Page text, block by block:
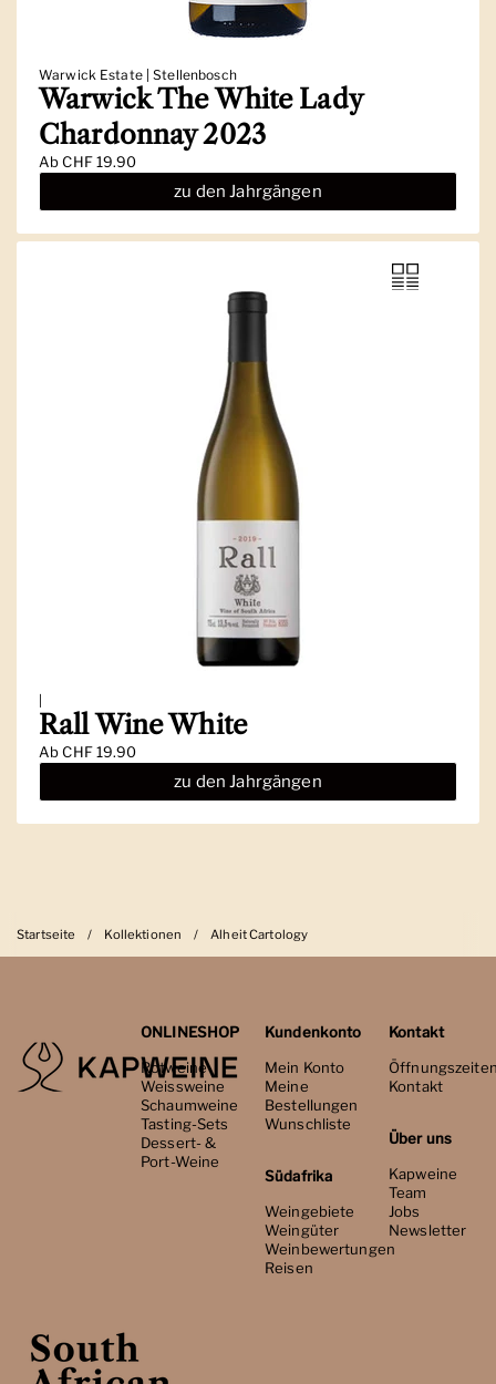
Warwick Estate | Stellenbosch
Warwick The White Lady
Chardonnay 2023
AbCHF 19.90
zu den Jahrgängen
|
Rall Wine White
AbCHF 19.90
zu den Jahrgängen
Startseite / Kollektionen / Alheit Cartology
ONLINESHOP
Rotweine
Weissweine
Schaumweine
Tasting-Sets
Dessert- &
Port-Weine
Kundenkonto
Mein Konto
Meine
Bestellungen
Wunschliste
Südafrika
Weingebiete
Weingüter
Weinbewertungen
Reisen
Kontakt
Kontakt
Über uns
Kapweine
Team
Jobs
Newsletter